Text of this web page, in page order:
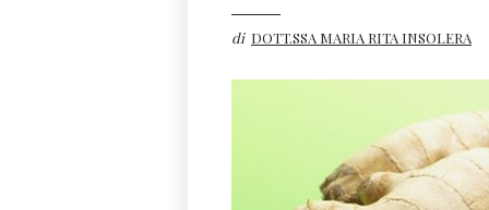
di DOTT.SSA MARIA RITA INSOLERA